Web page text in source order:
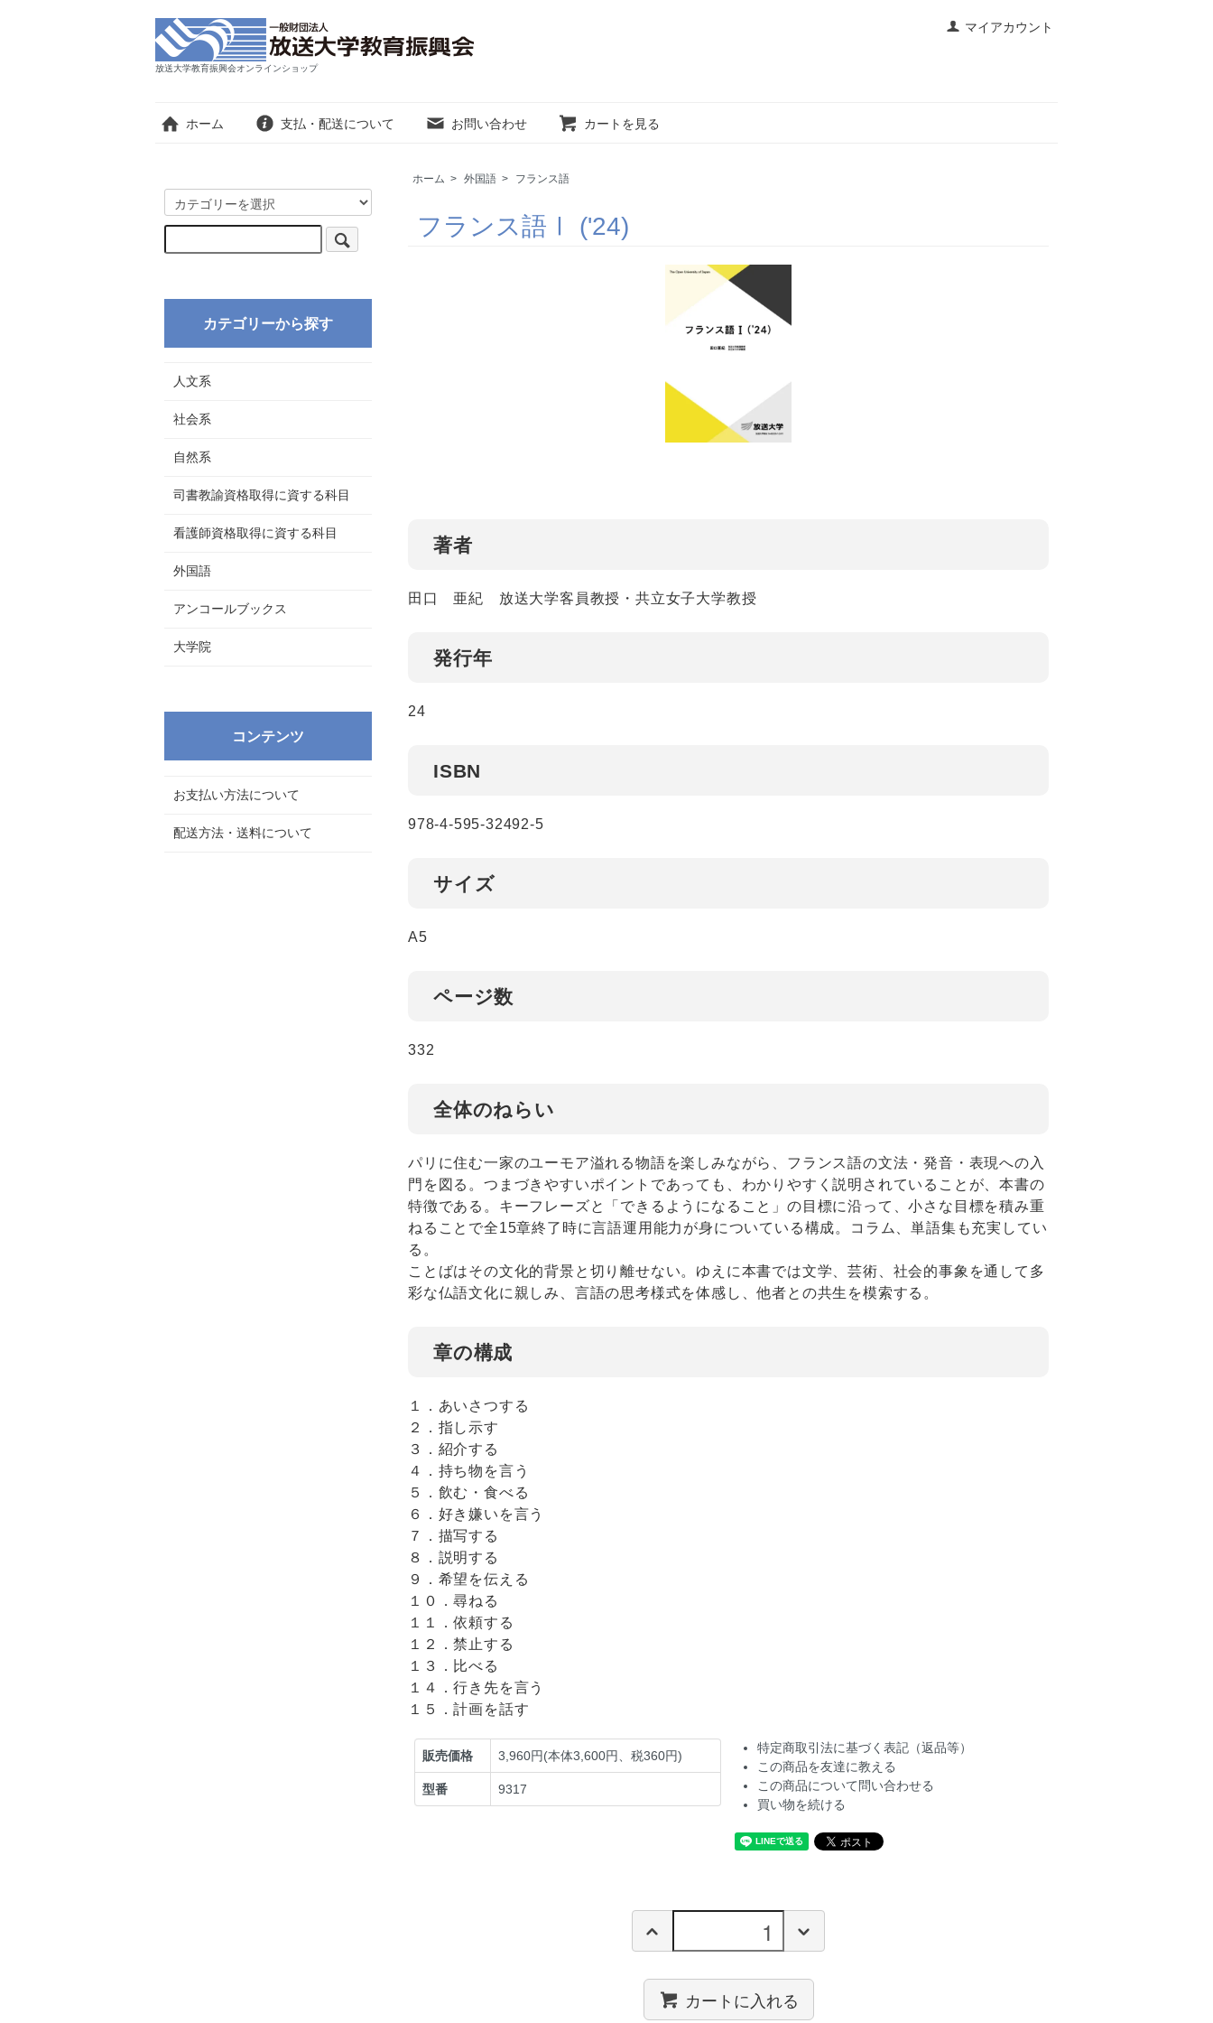
マイアカウント
放送大学教育振興会オンラインショップ
ホーム 支払・配送について お問い合わせ カートを見る
ホーム > 外国語 > フランス語
フランス語Ⅰ ('24)
著者
田口 亜紀 放送大学客員教授・共立女子大学教授
発行年
24
ISBN
978-4-595-32492-5
サイズ
A5
ページ数
332
全体のねらい
パリに住む一家のユーモア溢れる物語を楽しみながら、フランス語の文法・発音・表現への入
門を図る。つまづきやすいポイントであっても、わかりやすく説明されていることが、本書の
特徴である。キーフレーズと「できるようになること」の目標に沿って、小さな目標を積み重
ねることで全15章終了時に言語運用能力が身についている構成。コラム、単語集も充実してい
る。
ことばはその文化的背景と切り離せない。ゆえに本書では文学、芸術、社会的事象を通して多
彩な仏語文化に親しみ、言語の思考様式を体感し、他者との共生を模索する。
章の構成
１．あいさつする
２．指し示す
３．紹介する
４．持ち物を言う
５．飲む・食べる
６．好き嫌いを言う
７．描写する
８．説明する
９．希望を伝える
１０．尋ねる
１１．依頼する
１２．禁止する
１３．比べる
１４．行き先を言う
１５．計画を話す
販売価格 3,960円(本体3,600円、税360円)
型番 9317
特定商取引法に基づく表記（返品等）
この商品を友達に教える
この商品について問い合わせる
買い物を続ける
カートに入れる
カテゴリーから探す
人文系
社会系
自然系
司書教諭資格取得に資する科目
看護師資格取得に資する科目
外国語
アンコールブックス
大学院
コンテンツ
お支払い方法について
配送方法・送料について